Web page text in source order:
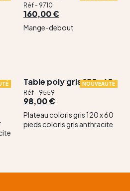
Réf - 9710
160,00 €
Mange-debout
NOUVEAUTÉ
Table poly gris 120×60
Réf - 9559
98,00 €
Plateau coloris gris 120 x 60
pieds coloris gris anthracite